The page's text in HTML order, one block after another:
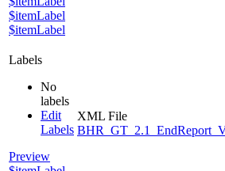
$itemLabel
$itemLabel
Labels
No
labels
Edit
Labels
Preview
XML File